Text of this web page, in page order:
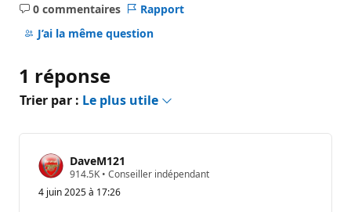
0 commentaires
Aucun
commentaire
Rapport
J’ai la même question
1 réponse
Trier par : Le plus utile
DaveM121
914.5K P
i
• Conseiller indépendant
4 juin 2025 à 17:26